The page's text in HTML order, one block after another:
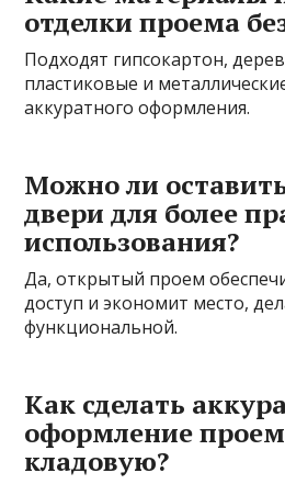
отделки проема
Подходят гипсокартон,
пластиковые и
аккуратного оформления.
Можно ли
двери для более
использования?
Да, открытый проем
доступ и экономит место,
функциональной.
Как сделать
оформление
кладовую?